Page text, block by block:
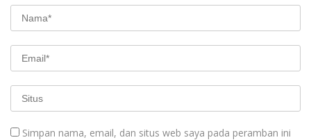
Simpan nama, email, dan situs web saya pada peramban ini